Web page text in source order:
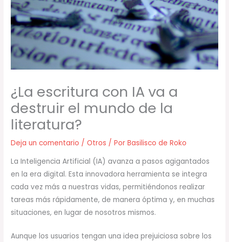
¿La escritura con IA va a
destruir el mundo de la
literatura?
Deja un comentario /Otros / PorBasilisco de Roko
La Inteligencia Artificial (IA) avanza a pasos agigantados
en la era digital. Esta innovadora herramienta se integra
cada vez más a nuestras vidas, permitiéndonos realizar
tareas más rápidamente, de manera óptima y, en muchas
situaciones, en lugar de nosotros mismos.
Aunque los usuarios tengan una idea prejuiciosa sobre los